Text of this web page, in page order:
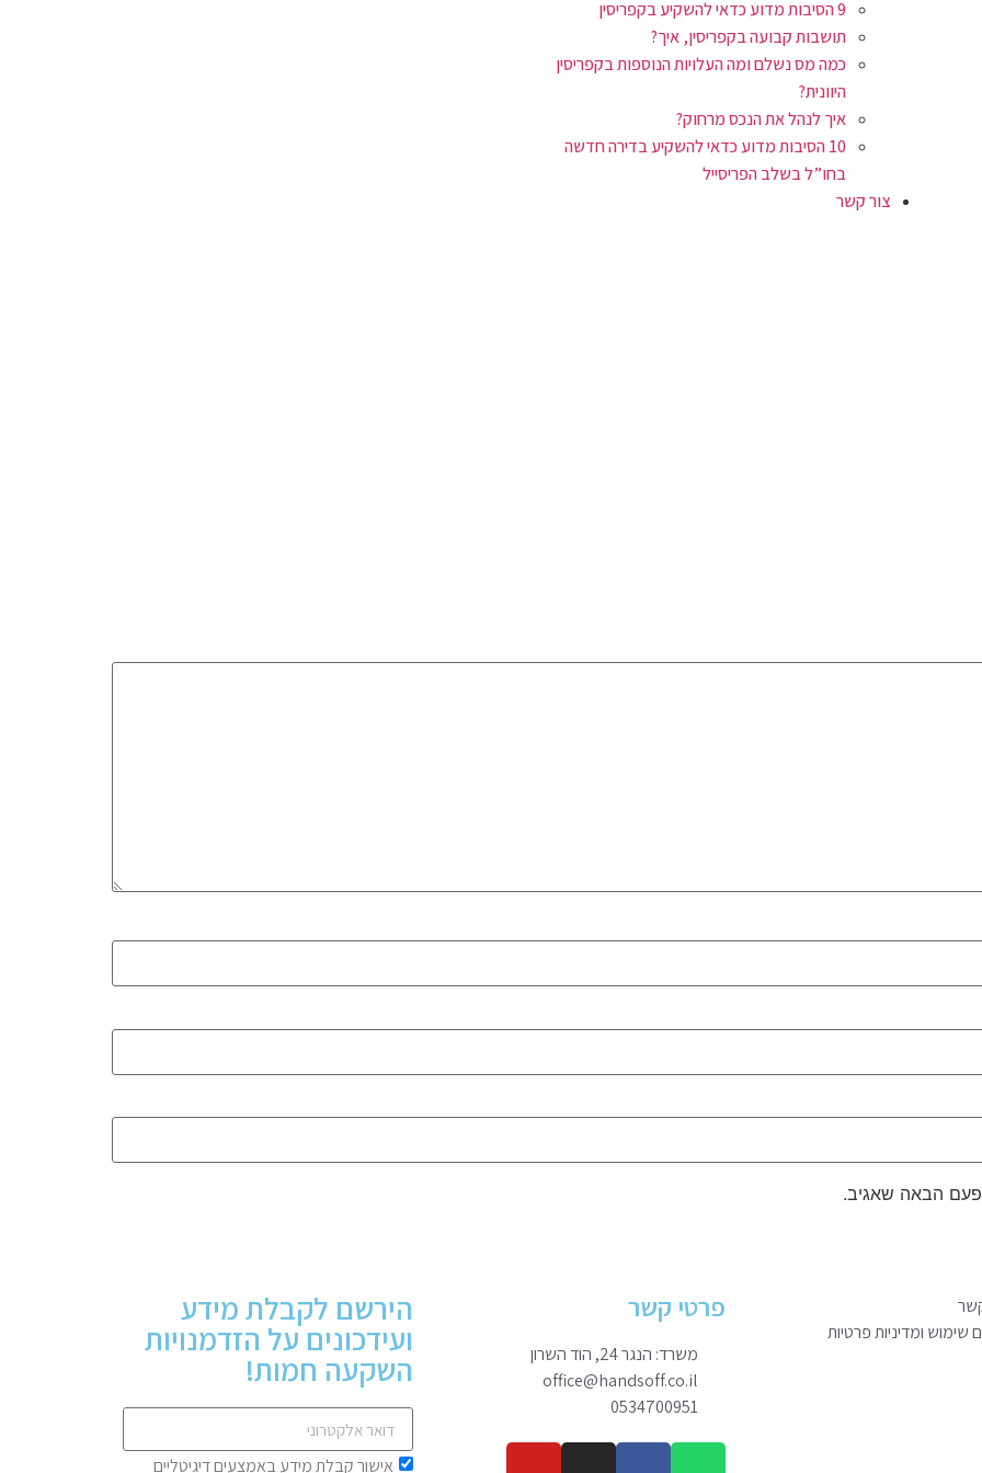
9 הסיבות מדוע כדאי להשקיע בקפריסין
תושבות קבועה בקפריסין, איך?
כמה מס נשלם ומה העלויות הנוספות בקפריסין
היוונית?
איך לנהל את הנכס מרחוק?
10 הסיבות מדוע כדאי להשקיע בדירה חדשה
בחו”ל בשלב הפריסייל
צור קשר
הבאה שאגיב.
שימוש ומדיניות פרטיות
פרטי קשר
משרד: הנגר 24, הוד השרון
office@handsoff.co.il
0534700951
הירשם לקבלת מידע
ועידכונים על הזדמנויות
השקעה חמות!
אישור קבלת מידע באמצעים דיגיטליים